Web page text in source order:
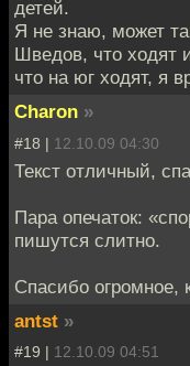
детей.
Я не знаю, может
Шведов, что ходят
что на юг ходят, я
Charon »
#18 | 12.10.09 04:30
Текст отличный,
Пара опечаток:
пишутся слитно.
Спасибо огромное,
antst »
#19 | 12.10.09 04:51